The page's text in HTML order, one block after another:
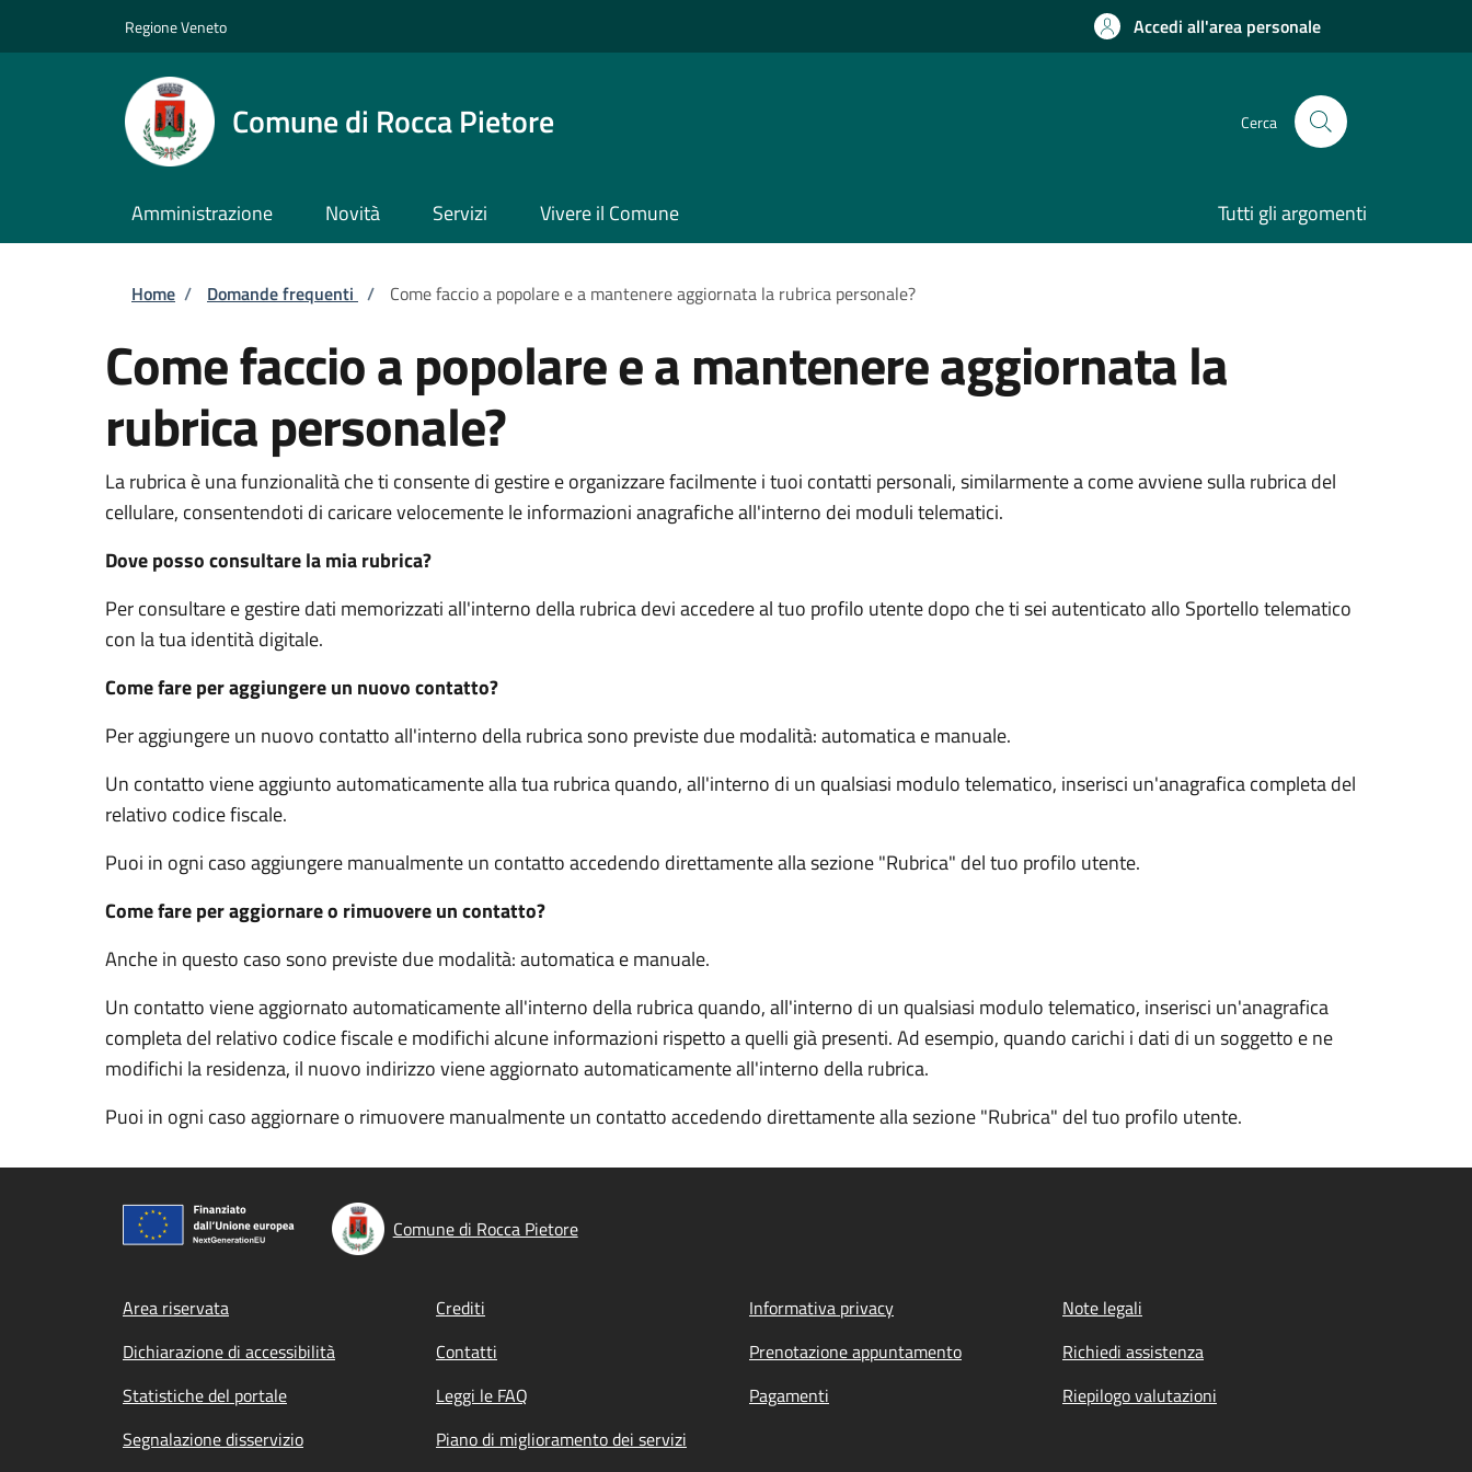
Regione Veneto Accedi all'area personale
Comune di Rocca Pietore Cerca
Amministrazione Novità Servizi Vivere il Comune Tutti gli argomenti
Briciole di pane
Home / Domande frequenti / Come faccio a popolare e a mantenere aggiornata la rubrica personale?
Come faccio a popolare e a mantenere aggiornata la
rubrica personale?
La rubrica è una funzionalità che ti consente di gestire e organizzare facilmente i tuoi contatti personali, similarmente a come avviene sulla rubrica del
cellulare, consentendoti di caricare velocemente le informazioni anagrafiche all'interno dei moduli telematici.
Dove posso consultare la mia rubrica?
Per consultare e gestire dati memorizzati all'interno della rubrica devi accedere al tuo profilo utente dopo che ti sei autenticato allo Sportello telematico
con la tua identità digitale.
Come fare per aggiungere un nuovo contatto?
Per aggiungere un nuovo contatto all'interno della rubrica sono previste due modalità: automatica e manuale.
Un contatto viene aggiunto automaticamente alla tua rubrica quando, all'interno di un qualsiasi modulo telematico, inserisci un'anagrafica completa del
relativo codice fiscale.
Puoi in ogni caso aggiungere manualmente un contatto accedendo direttamente alla sezione "Rubrica" del tuo profilo utente.
Come fare per aggiornare o rimuovere un contatto?
Anche in questo caso sono previste due modalità: automatica e manuale.
Un contatto viene aggiornato automaticamente all'interno della rubrica quando, all'interno di un qualsiasi modulo telematico, inserisci un'anagrafica
completa del relativo codice fiscale e modifichi alcune informazioni rispetto a quelli già presenti. Ad esempio, quando carichi i dati di un soggetto e ne
modifichi la residenza, il nuovo indirizzo viene aggiornato automaticamente all'interno della rubrica.
Puoi in ogni caso aggiornare o rimuovere manualmente un contatto accedendo direttamente alla sezione "Rubrica" del tuo profilo utente.
Comune di Rocca Pietore
Footer menu
Area riservata Crediti Informativa privacy
Note legali
Dichiarazione di accessibilità
Contatti Prenotazione appuntamento
Richiedi assistenza
Statistiche del portale
Leggi le FAQ Pagamenti
Riepilogo valutazioni
Segnalazione disservizio
Piano di miglioramento dei servizi